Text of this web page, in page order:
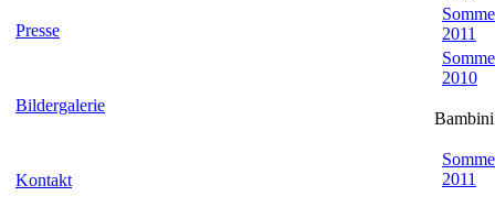
Presse
Bildergalerie
Kontakt
2011
2010
2011